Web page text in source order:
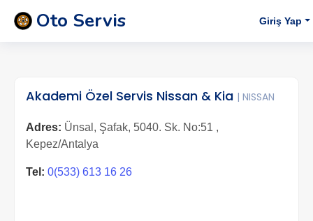
Oto Servis Giriş Yap
Akademi Özel Servis Nissan & Kia | NISSAN
Adres: Ünsal, Şafak, 5040. Sk. No:51 ,
Kepez/Antalya
Tel: 0(533) 613 16 26